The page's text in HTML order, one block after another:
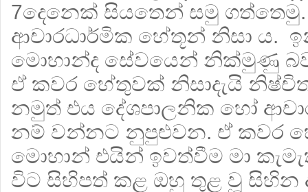
7දෙනෙක් සියතෙන් සමු ගත්තෙමු.
ආචාරධාර්මික හේතූන් නිසා ය.
මොහාන්ද සේවයෙන් නික්මුණු
ඒ කවර හේතුවක් නිසාදැයි
නමුත් එය දේශපාලනික හෝ
නම් වන්නට නුපුළුවන. ඒ කවර
මොහාන් එයින් ඉවත්වීම මා
විට සිහිපත් කළ ඔහු තුළ වූ සිහින